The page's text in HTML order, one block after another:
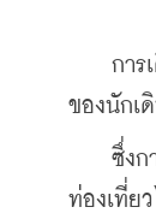
การเดิ
ของนักเ
ซึ่งการ
ท่องเที่ย